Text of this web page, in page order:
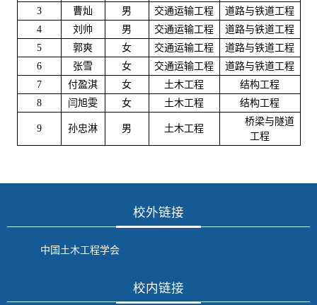
3 曹灿 男 交通运输工程
道路与铁道工程
4
刘帅 男 交通运输工程
道路与铁道工程
5
郭爽 女 交通运输工程
道路与铁道工程
6
张雪 女 交通运输工程
道路与铁道工程
7
付盈淇 女 土木工程
结构工程
8
闫旭雯 女 土木工程 结构工程
9 孙忠淋 男 土木工程
桥梁与隧道
工程
校外链接
中国土木工程学会
校内链接